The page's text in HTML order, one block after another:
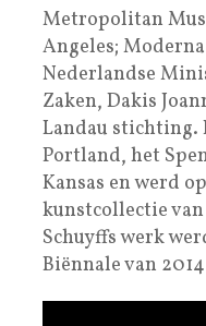
Metropolitan
Angeles;
Nederlandse
Zaken, Dakis
Landau stichting.
Portland, het
Kansas en werd
kunstcollectie
Schuyffs werk
Biënnale van